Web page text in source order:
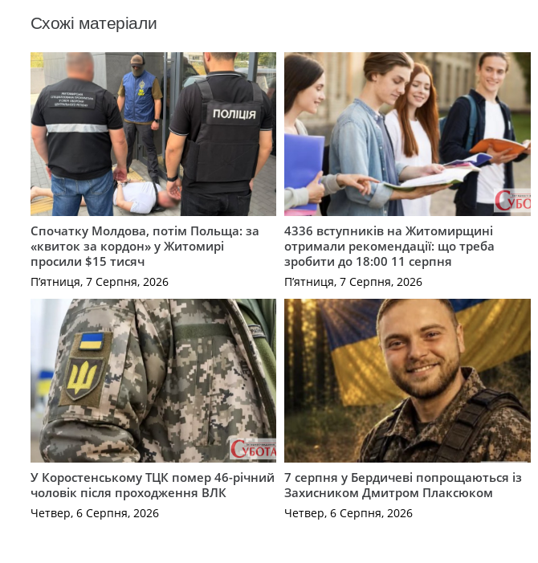
Схожі матеріали
Спочатку Молдова, потім Польща: за
«квиток за кордон» у Житомирі
просили $15 тисяч
П’ятниця, 7 Серпня, 2026
4336 вступників на Житомирщині
отримали рекомендації: що треба
зробити до 18:00 11 серпня
П’ятниця, 7 Серпня, 2026
У Коростенському ТЦК помер 46-річний
чоловік після проходження ВЛК
Четвер, 6 Серпня, 2026
7 серпня у Бердичеві попрощаються із
Захисником Дмитром Плаксюком
Четвер, 6 Серпня, 2026